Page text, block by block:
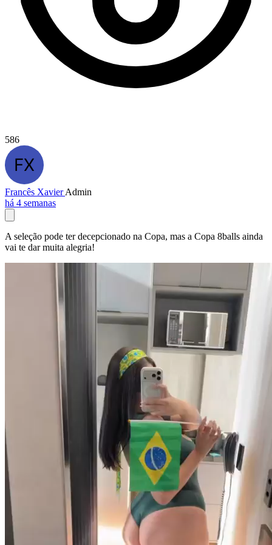
586
Francês XavierAdmin
há 4 semanas
A seleção pode ter decepcionado na Copa, mas a Copa 8balls ainda
vai te dar muita alegria!